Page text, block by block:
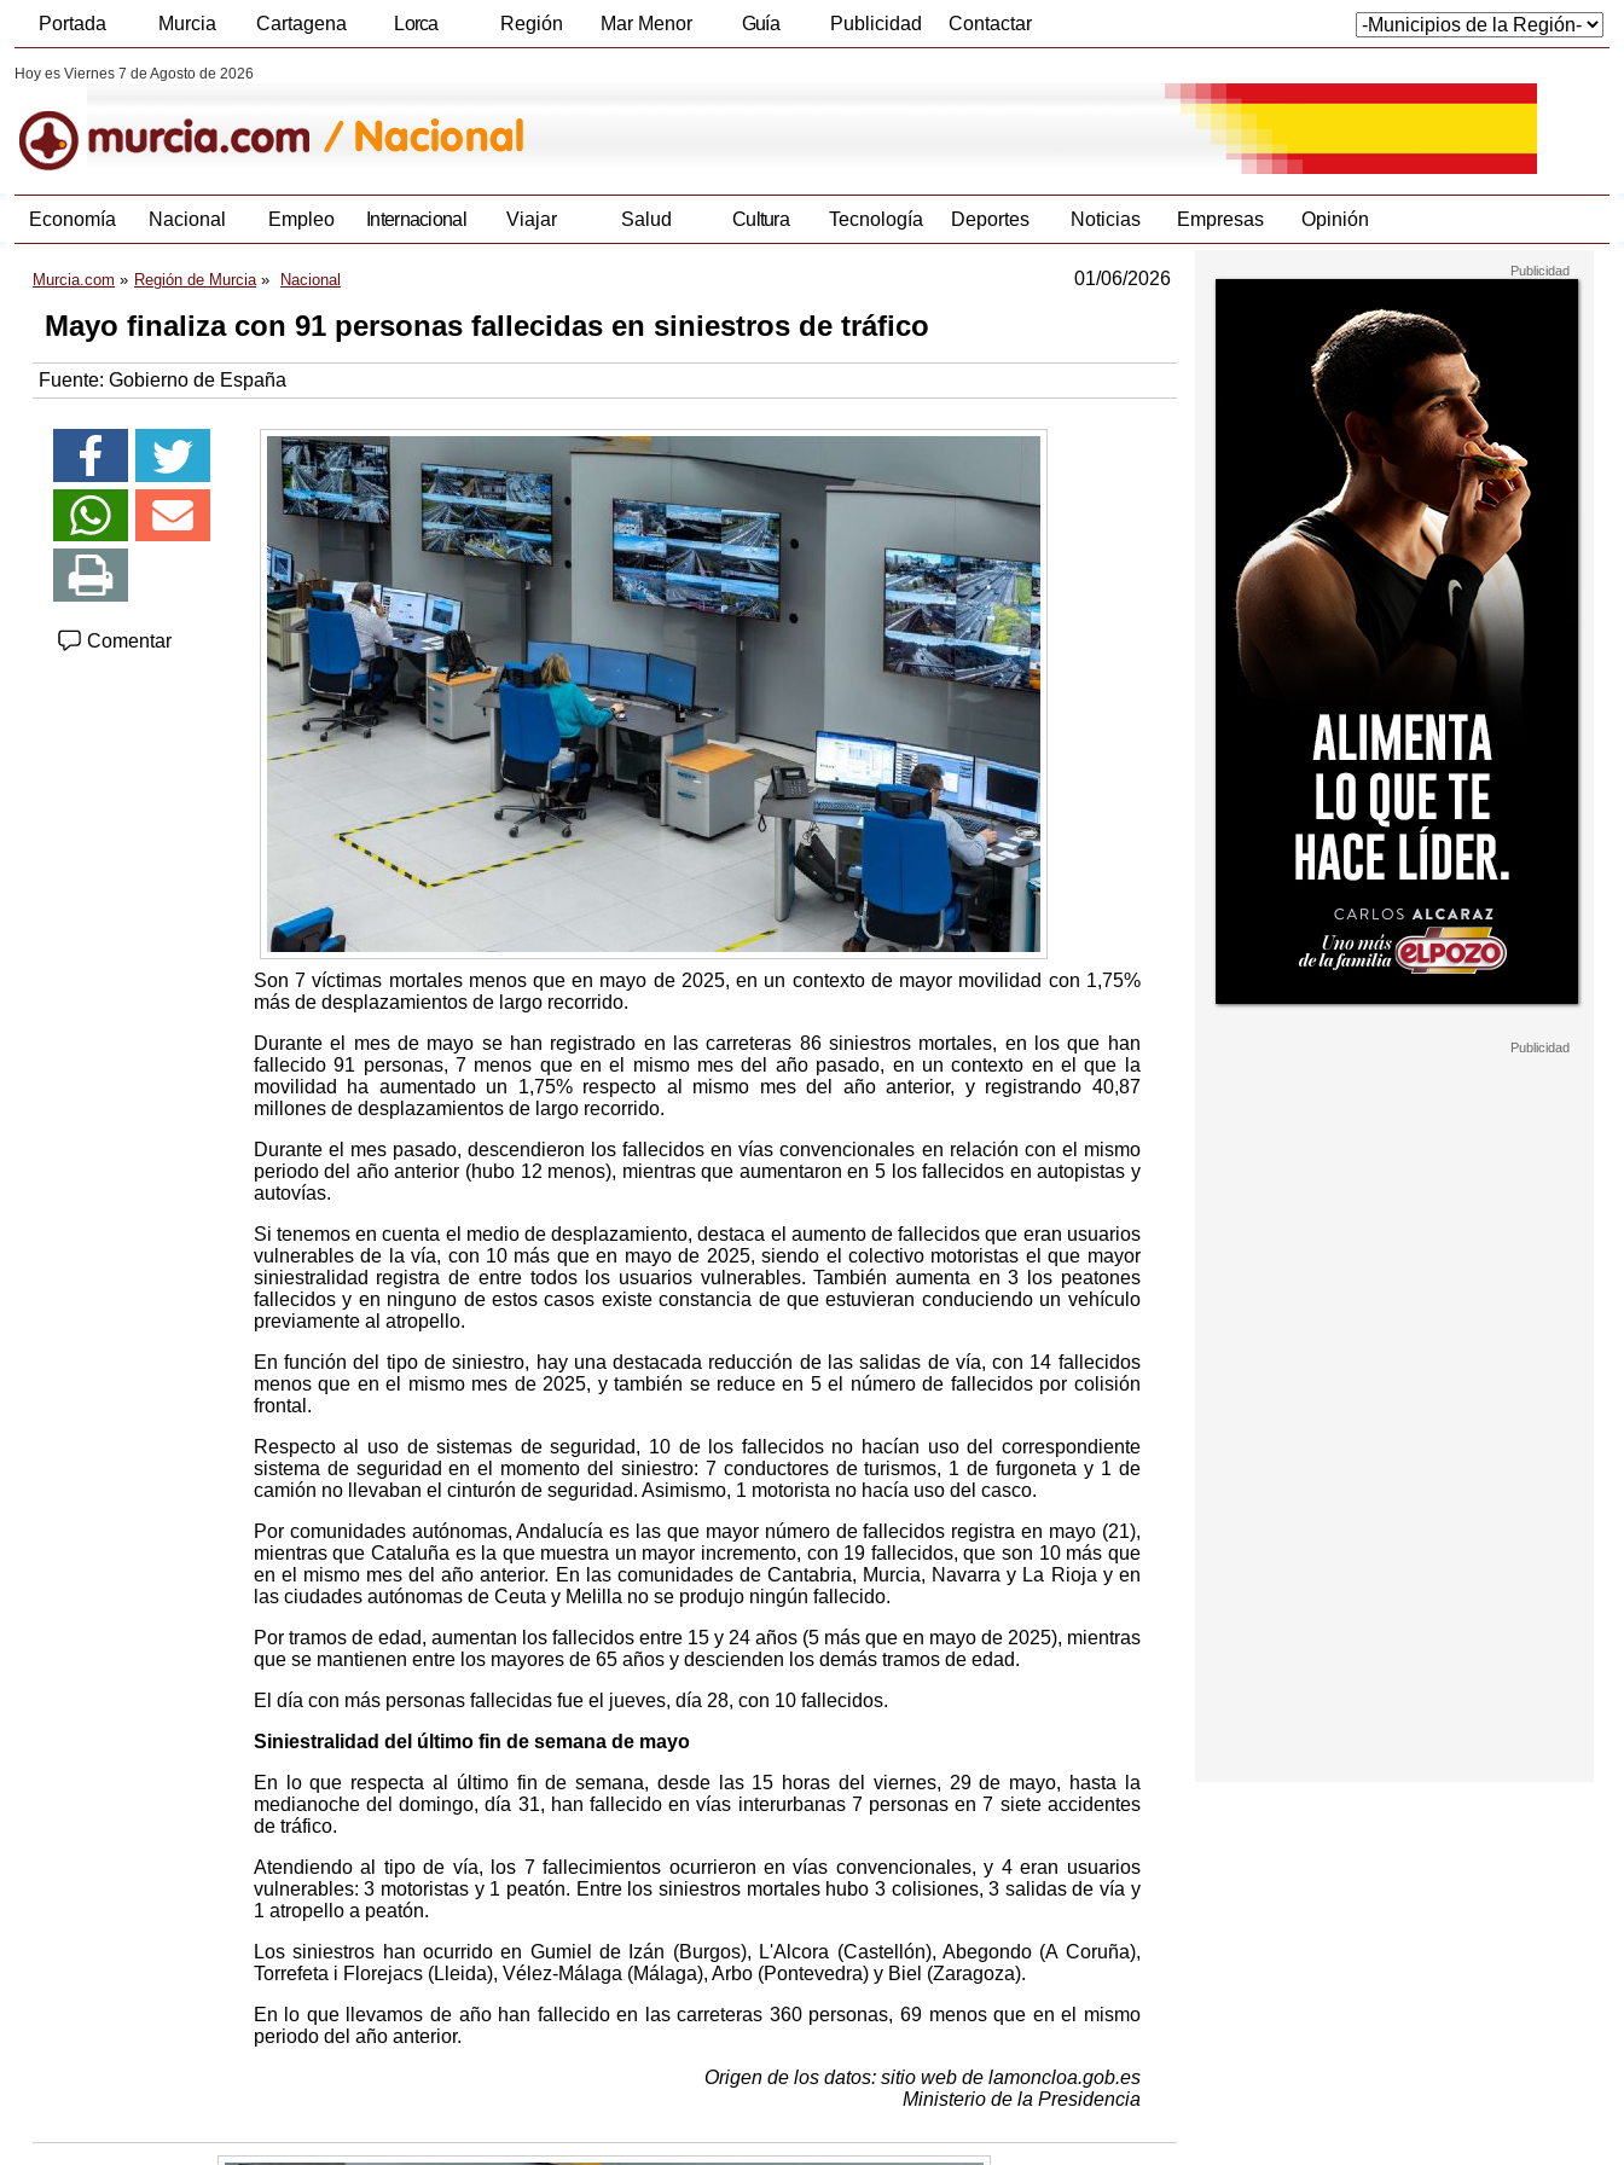
Portada Murcia Cartagena Lorca Región Mar Menor Guía Publicidad Contactar
Hoy es Viernes 7 de Agosto de 2026
Economía Nacional Empleo Internacional Viajar Salud Cultura Tecnología Deportes Noticias Empresas Opinión
Murcia.com Región de Murcia Nacional 01/06/2026
Mayo finaliza con 91 personas fallecidas en siniestros de tráfico
Fuente: Gobierno de España
Comentar
Son 7 víctimas mortales menos que en mayo de 2025, en un contexto de mayor movilidad con 1,75%
más de desplazamientos de largo recorrido.
Durante el mes de mayo se han registrado en las carreteras 86 siniestros mortales, en los que han
fallecido 91 personas, 7 menos que en el mismo mes del año pasado, en un contexto en el que la
movilidad ha aumentado un 1,75% respecto al mismo mes del año anterior, y registrando 40,87
millones de desplazamientos de largo recorrido.
Durante el mes pasado, descendieron los fallecidos en vías convencionales en relación con el mismo
periodo del año anterior (hubo 12 menos), mientras que aumentaron en 5 los fallecidos en autopistas y
autovías.
Si tenemos en cuenta el medio de desplazamiento, destaca el aumento de fallecidos que eran usuarios
vulnerables de la vía, con 10 más que en mayo de 2025, siendo el colectivo motoristas el que mayor
siniestralidad registra de entre todos los usuarios vulnerables. También aumenta en 3 los peatones
fallecidos y en ninguno de estos casos existe constancia de que estuvieran conduciendo un vehículo
previamente al atropello.
En función del tipo de siniestro, hay una destacada reducción de las salidas de vía, con 14 fallecidos
menos que en el mismo mes de 2025, y también se reduce en 5 el número de fallecidos por colisión
frontal.
Respecto al uso de sistemas de seguridad, 10 de los fallecidos no hacían uso del correspondiente
sistema de seguridad en el momento del siniestro: 7 conductores de turismos, 1 de furgoneta y 1 de
camión no llevaban el cinturón de seguridad. Asimismo, 1 motorista no hacía uso del casco.
Por comunidades autónomas, Andalucía es las que mayor número de fallecidos registra en mayo (21),
mientras que Cataluña es la que muestra un mayor incremento, con 19 fallecidos, que son 10 más que
en el mismo mes del año anterior. En las comunidades de Cantabria, Murcia, Navarra y La Rioja y en
las ciudades autónomas de Ceuta y Melilla no se produjo ningún fallecido.
Por tramos de edad, aumentan los fallecidos entre 15 y 24 años (5 más que en mayo de 2025), mientras
que se mantienen entre los mayores de 65 años y descienden los demás tramos de edad.
El día con más personas fallecidas fue el jueves, día 28, con 10 fallecidos.
Siniestralidad del último fin de semana de mayo
En lo que respecta al último fin de semana, desde las 15 horas del viernes, 29 de mayo, hasta la
medianoche del domingo, día 31, han fallecido en vías interurbanas 7 personas en 7 siete accidentes
de tráfico.
Atendiendo al tipo de vía, los 7 fallecimientos ocurrieron en vías convencionales, y 4 eran usuarios
vulnerables: 3 motoristas y 1 peatón. Entre los siniestros mortales hubo 3 colisiones, 3 salidas de vía y
1 atropello a peatón.
Los siniestros han ocurrido en Gumiel de Izán (Burgos), L'Alcora (Castellón), Abegondo (A Coruña),
Torrefeta i Florejacs (Lleida), Vélez-Málaga (Málaga), Arbo (Pontevedra) y Biel (Zaragoza).
En lo que llevamos de año han fallecido en las carreteras 360 personas, 69 menos que en el mismo
periodo del año anterior.
Origen de los datos: sitio web de lamoncloa.gob.es
Ministerio de la Presidencia